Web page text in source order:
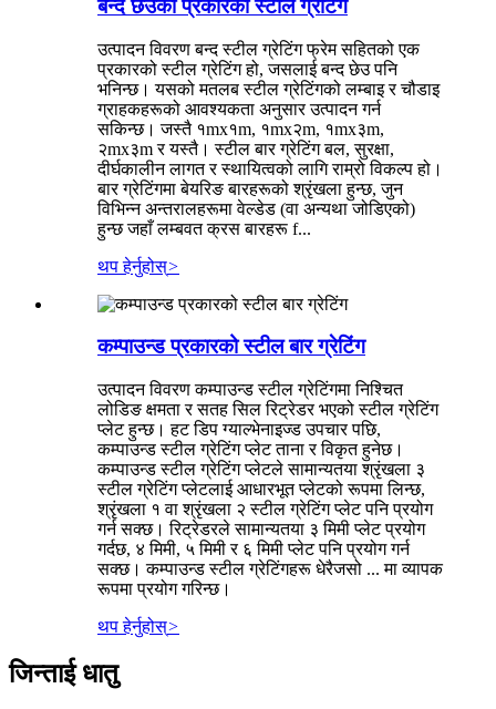
बन्द छेउको प्रकारको स्टील ग्रेटिंग
उत्पादन विवरण बन्द स्टील ग्रेटिंग फ्रेम सहितको एक
प्रकारको स्टील ग्रेटिंग हो, जसलाई बन्द छेउ पनि
भनिन्छ। यसको मतलब स्टील ग्रेटिंगको लम्बाइ र चौडाइ
ग्राहकहरूको आवश्यकता अनुसार उत्पादन गर्न
सकिन्छ। जस्तै १mx१m, १mx२m, १mx३m,
२mx३m र यस्तै। स्टील बार ग्रेटिंग बल, सुरक्षा,
दीर्घकालीन लागत र स्थायित्वको लागि राम्रो विकल्प हो।
बार ग्रेटिंगमा बेयरिङ बारहरूको श्रृंखला हुन्छ, जुन
विभिन्न अन्तरालहरूमा वेल्डेड (वा अन्यथा जोडिएको)
हुन्छ जहाँ लम्बवत क्रस बारहरू f...
थप हेर्नुहोस्>
कम्पाउन्ड प्रकारको स्टील बार ग्रेटिंग
उत्पादन विवरण कम्पाउन्ड स्टील ग्रेटिंगमा निश्चित
लोडिङ क्षमता र सतह सिल रिट्रेडर भएको स्टील ग्रेटिंग
प्लेट हुन्छ। हट डिप ग्याल्भेनाइज्ड उपचार पछि,
कम्पाउन्ड स्टील ग्रेटिंग प्लेट ताना र विकृत हुनेछ।
कम्पाउन्ड स्टील ग्रेटिंग प्लेटले सामान्यतया श्रृंखला ३
स्टील ग्रेटिंग प्लेटलाई आधारभूत प्लेटको रूपमा लिन्छ,
श्रृंखला १ वा श्रृंखला २ स्टील ग्रेटिंग प्लेट पनि प्रयोग
गर्न सक्छ। रिट्रेडरले सामान्यतया ३ मिमी प्लेट प्रयोग
गर्दछ, ४ मिमी, ५ मिमी र ६ मिमी प्लेट पनि प्रयोग गर्न
सक्छ। कम्पाउन्ड स्टील ग्रेटिंगहरू धेरैजसो ... मा व्यापक
रूपमा प्रयोग गरिन्छ।
थप हेर्नुहोस्>
जिन्ताई धातु